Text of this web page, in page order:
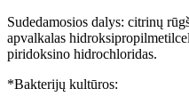
Sudedamosios dalys: citrinų
apvalkalas
piridoksino hidrochloridas.
*Bakterijų kultūros: